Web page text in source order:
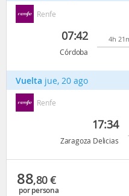
Renfe
07:42
Córdoba
4h
Vuelta jue, 20 ago
Renfe
17:34
Zaragoza Delicias
88,80€
por persona